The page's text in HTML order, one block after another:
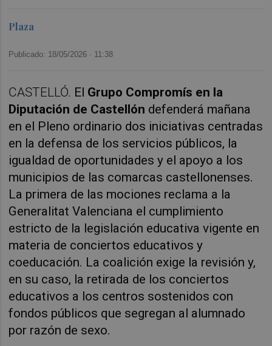
Plaza
Publicado: 18/05/2026 · 11:38
CASTELLÓ. El Grupo Compromís en la
Diputación de Castellón defenderá mañana
en el Pleno ordinario dos iniciativas centradas
en la defensa de los servicios públicos, la
igualdad de oportunidades y el apoyo a los
La primera de las mociones reclama a la
Generalitat Valenciana el cumplimiento
estricto de la legislación educativa vigente en
materia de conciertos educativos y
coeducación. La coalición exige la revisión y,
en su caso, la retirada de los conciertos
educativos a los centros sostenidos con
fondos públicos que segregan al alumnado
por razón de sexo.